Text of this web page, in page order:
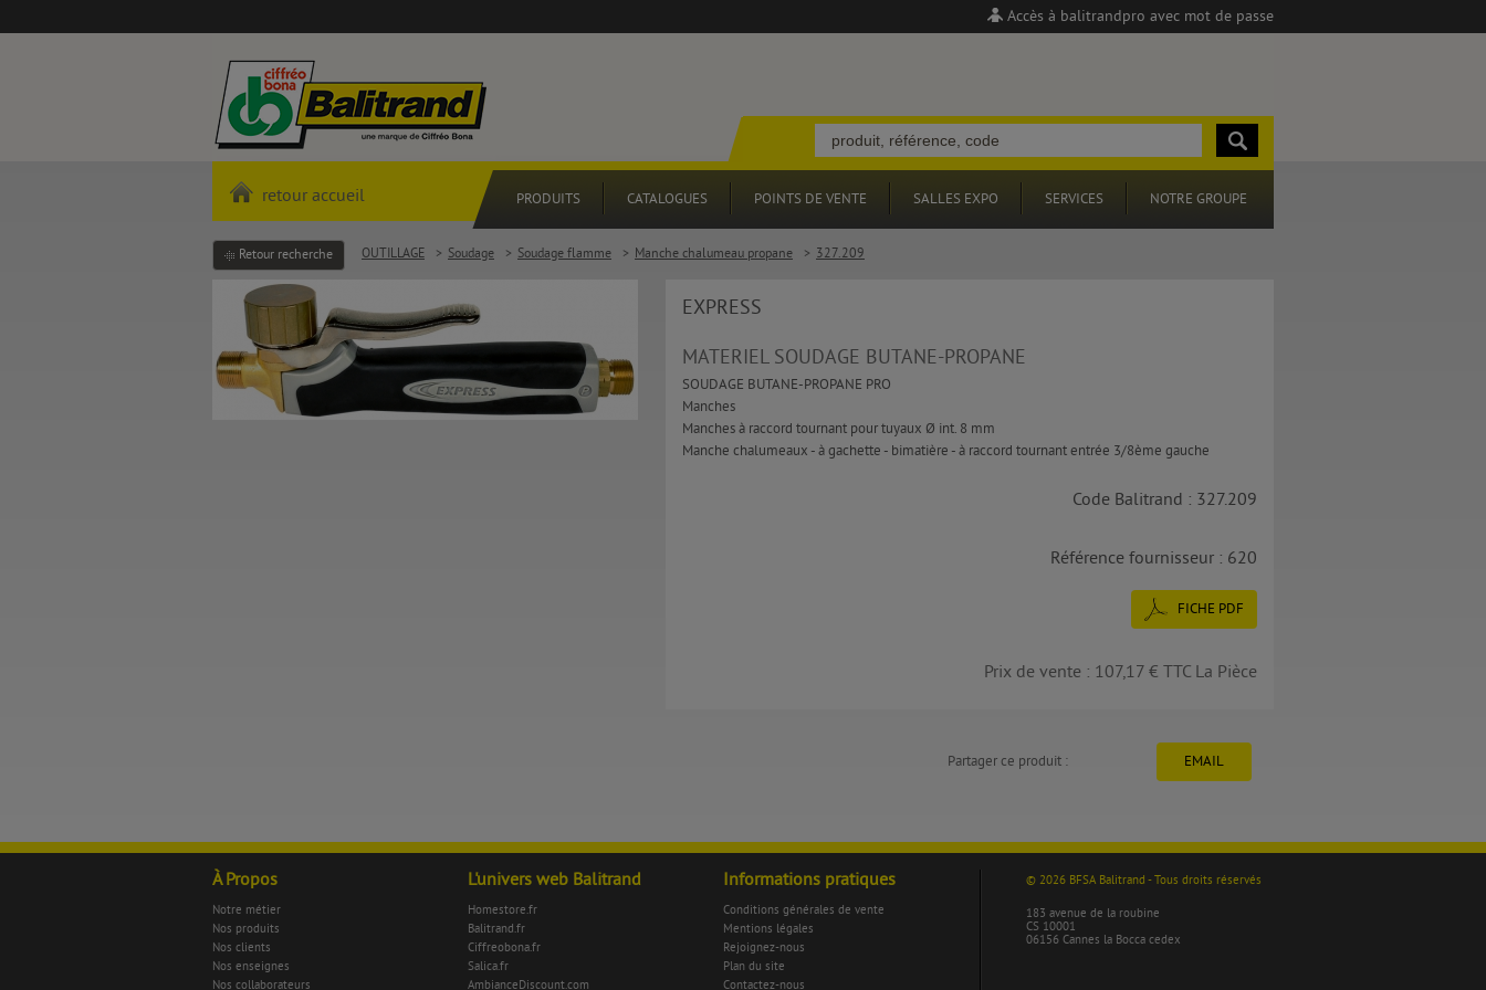
Accès à balitrandpro avec mot de passe
retour accueil PRODUITS CATALOGUES POINTS DE VENTE SALLES EXPO SERVICES NOTRE GROUPE
Retour recherche OUTILLAGE > Soudage > Soudage flamme > Manche chalumeau propane > 327.209
EXPRESS
MATERIEL SOUDAGE BUTANE-PROPANE
SOUDAGE BUTANE-PROPANE PRO
Manches
Manches à raccord tournant pour tuyaux Ø int. 8 mm
Manche chalumeaux - à gachette - bimatière - à raccord tournant entrée 3/8ème gauche
Code Balitrand : 327.209
Référence fournisseur : 620
FICHE PDF
Prix de vente : 107,17 € TTC La Pièce
EMAIL
Partager ce produit :
À Propos
Notre métier
Nos produits
Nos clients
Nos enseignes
Nos collaborateurs
L'univers web Balitrand
Homestore.fr
Balitrand.fr
Ciffreobona.fr
Salica.fr
AmbianceDiscount.com
Informations pratiques
Conditions générales de vente
Mentions légales
Rejoignez-nous
Plan du site
Contactez-nous
© 2026 BFSA Balitrand - Tous droits réservés
183 avenue de la roubine
CS 10001
06156 Cannes la Bocca cedex